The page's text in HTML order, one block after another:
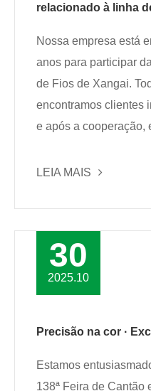
relacionado à linha
Nossa empresa está
anos para participar
de Fios de Xangai.
encontramos clientes
e após a cooperação,
LEIA MAIS
30
2025.10
Precisão na cor ·
Estamos
138ª Feira de Cantão